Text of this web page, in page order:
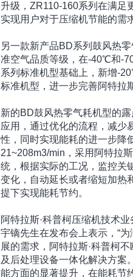
升级，ZR110-160系列在满足
实现用户对于压缩机节能的需
另一款新产品BD系列鼓风热
准空气品质等级，在-40℃和-
系列标准机型基础上，新增-
标准机型，进一步完善阿特拉
新的BD鼓风热零气耗机型的
应用，通过优化的流程，减少
性，同时实现能耗的进一步降
21~208m3/min，采用阿特拉
统，根据实际的工况，监控关
变化，自动延长或者缩短加热
提下实现能耗节约。
阿特拉斯·科普柯压缩机技术业
宇镝先生在发布会上表示，“
展的需求，阿特拉斯·科普柯
及后处理设备一体化解决方案
能方面的显著提升，在能耗节